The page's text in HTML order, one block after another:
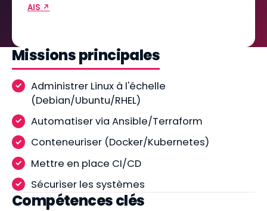
AIS ↗
Missions principales
Administrer Linux à l'échelle
(Debian/Ubuntu/RHEL)
Automatiser via Ansible/Terraform
Conteneuriser (Docker/Kubernetes)
Mettre en place CI/CD
Sécuriser les systèmes
Compétences clés